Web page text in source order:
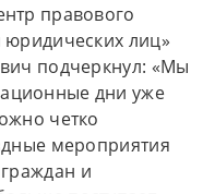
правового
юридических лиц»
подчеркнул: «Мы
дни уже
четко
мероприятия
и